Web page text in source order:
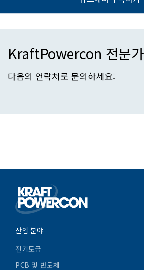
KraftPowercon 전문가
다음의 연락처로 문의하세요:
산업 분야
전기도금
PCB 및 반도체